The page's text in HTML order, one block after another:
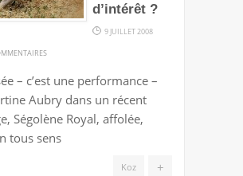
d’intérêt ?
9 JUILLET 2008
ROYAL
EST-
ELLE
SEULEMENT
– c’est une performance –
Aubry dans un récent
Ségolène Royal, affolée,
tous sens
+
Koz